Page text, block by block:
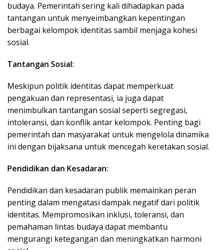
budaya. Pemerintah sering kali dihadapkan pada
tantangan untuk menyeimbangkan kepentingan
berbagai kelompok identitas sambil menjaga kohesi
sosial.
Tantangan Sosial:
Meskipun politik identitas dapat memperkuat
pengakuan dan representasi, ia juga dapat
menimbulkan tantangan sosial seperti segregasi,
intoleransi, dan konflik antar kelompok. Penting bagi
pemerintah dan masyarakat untuk mengelola dinamika
ini dengan bijaksana untuk mencegah keretakan sosial.
Pendidikan dan Kesadaran:
Pendidikan dan kesadaran publik memainkan peran
penting dalam mengatasi dampak negatif dari politik
identitas. Mempromosikan inklusi, toleransi, dan
pemahaman lintas budaya dapat membantu
mengurangi ketegangan dan meningkatkan harmoni